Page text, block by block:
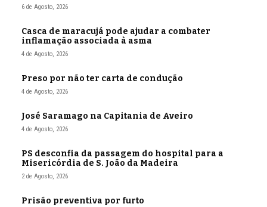
6 de Agosto, 2026
Casca de maracujá pode ajudar a combater
inflamação associada à asma
4 de Agosto, 2026
Preso por não ter carta de condução
4 de Agosto, 2026
José Saramago na Capitania de Aveiro
4 de Agosto, 2026
PS desconfia da passagem do hospital para a
Misericórdia de S. João da Madeira
2 de Agosto, 2026
Prisão preventiva por furto